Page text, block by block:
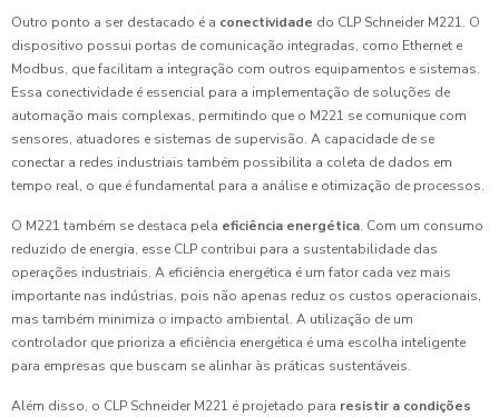
Outro ponto a ser destacado é a conectividade do CLP Schneider M221. O
dispositivo possui portas de comunicação integradas, como Ethernet e
Modbus, que facilitam a integração com outros equipamentos e sistemas.
Essa conectividade é essencial para a implementação de soluções de
automação mais complexas, permitindo que o M221 se comunique com
sensores, atuadores e sistemas de supervisão. A capacidade de se
conectar a redes industriais também possibilita a coleta de dados em
tempo real, o que é fundamental para a análise e otimização de processos.
O M221 também se destaca pela eficiência energética. Com um consumo
reduzido de energia, esse CLP contribui para a sustentabilidade das
operações industriais. A eficiência energética é um fator cada vez mais
importante nas indústrias, pois não apenas reduz os custos operacionais,
mas também minimiza o impacto ambiental. A utilização de um
controlador que prioriza a eficiência energética é uma escolha inteligente
para empresas que buscam se alinhar às práticas sustentáveis.
Além disso, o CLP Schneider M221 é projetado para resistir a condições